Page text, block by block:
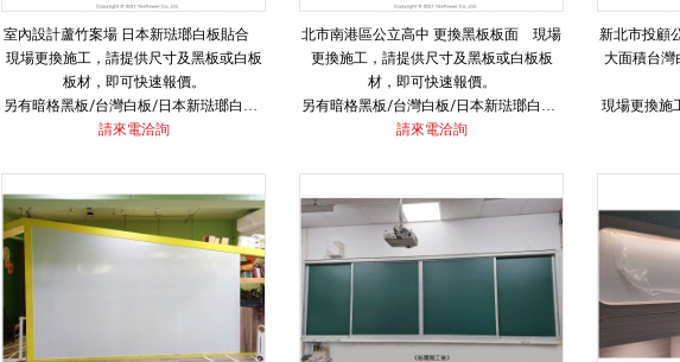
板
板
面
更
室內設計蘆竹案場 日本新琺瑯白板貼合
現場更換施工，請提供尺寸及黑板或白板
板材，即可快速報價。
另有暗格黑板/台灣白板/日本新琺瑯白板/
歐洲琺瑯白板/韓國奈米投影白板可選擇，
請來電洽詢
北市南港區公立高中 更換黑板板面 現場
更換施工，請提供尺寸及黑板或白板板
材，即可快速報價。
另有暗格黑板/台灣白板/日本新琺瑯白板/
歐洲琺瑯白板/韓國奈米投影白板可選擇，
請來電洽詢
新北市投顧
大面積台灣
現場更換施
歐洲琺瑯白